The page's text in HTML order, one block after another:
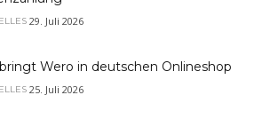
29. Juli 2026
Wero in deutschen Onlineshop
25. Juli 2026